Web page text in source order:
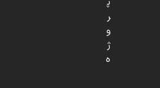
ر
و
ژ
ه